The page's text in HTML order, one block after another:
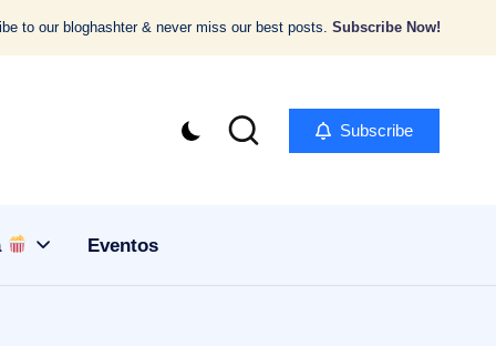
to our bloghashter & never miss our best posts. Subscribe Now!
Subscribe
Eventos